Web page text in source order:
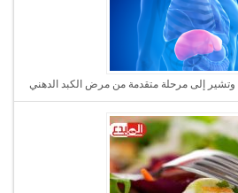
إلى مرحلة متقدمة من مرض الكبد الدهني